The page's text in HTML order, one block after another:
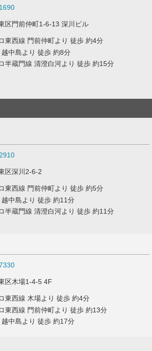
区門前仲町1-6-13 深川ビル
東西線 門前仲町より 徒歩 約4分
中島より 徒歩 約8分
半蔵門線 清澄白河より 徒歩 約15分
区深川2-6-2
東西線 門前仲町より 徒歩 約5分
中島より 徒歩 約11分
半蔵門線 清澄白河より 徒歩 約11分
区木場1-4-5 4F
東西線 木場より 徒歩 約4分
東西線 門前仲町より 徒歩 約13分
中島より 徒歩 約17分